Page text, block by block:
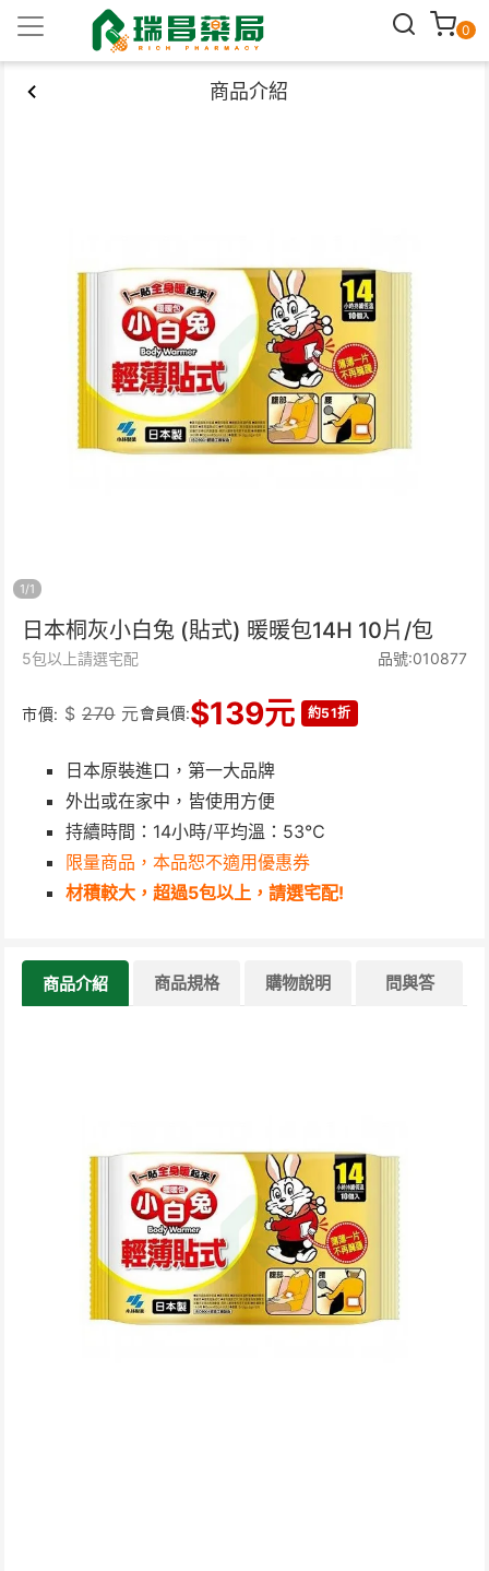
0
商品介紹
1/1
日本桐灰小白兔 (貼式) 暖暖包14H 10片/包
5包以上請選宅配 品號:010877
市價: $ 270 元會員價:$139元 約51折
日本原裝進口，第一大品牌
外出或在家中，皆使用方便
持續時間：14小時/平均溫：53℃
限量商品，本品恕不適用優惠券
材積較大，超過5包以上，請選宅配!
商品介紹 商品規格 購物說明 問與答